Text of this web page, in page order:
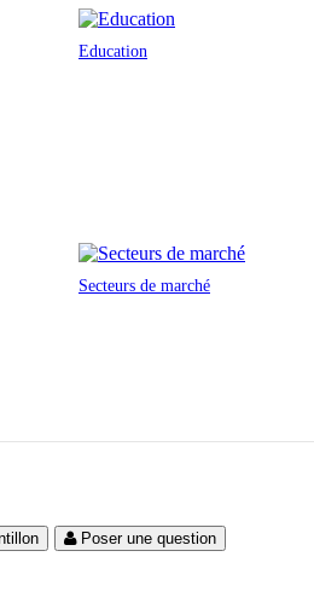
Education
Secteurs de marché
Poser une question